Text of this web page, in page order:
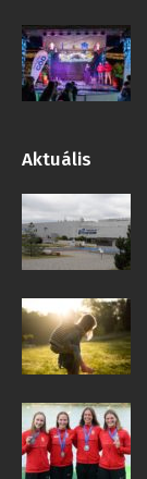
Aktuális